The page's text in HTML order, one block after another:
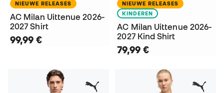
NIEUWE RELEASES
AC Milan Uittenue 2026-
2027 Shirt
99,99 €
NIEUWE RELEASES
KINDEREN
AC Milan Uittenue 2026-
2027 Kind Shirt
79,99 €